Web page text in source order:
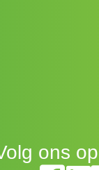
ons